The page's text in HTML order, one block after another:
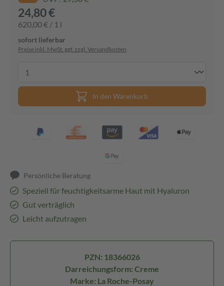
24,80 €
620,00 € / 1 l
sofort lieferbar
Preise inkl. MwSt. ggf. zzgl. Versandkosten
In den Warenkorb
Persönliche Beratung
Speziell für feuchtigkeitsarme Haut mit Hyaluron
Gut verträglich
Leicht aufzutragen
PZN: 18366026
Darreichungsform: Creme
Marke: La Roche-Posay